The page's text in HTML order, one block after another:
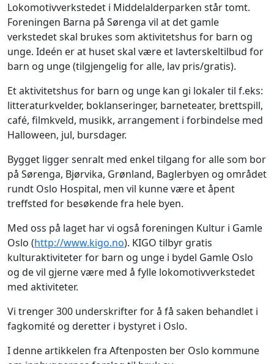
Lokomotivverkstedet i Middelalderparken står tomt.
Foreningen Barna på Sørenga vil at det gamle
verkstedet skal brukes som aktivitetshus for barn og
unge. Ideén er at huset skal være et lavterskeltilbud for
barn og unge (tilgjengelig for alle, lav pris/gratis).
Et aktivitetshus for barn og unge kan gi lokaler til f.eks:
litteraturkvelder, boklanseringer, barneteater, brettspill,
café, filmkveld, musikk, arrangement i forbindelse med
Halloween, jul, bursdager.
Bygget ligger senralt med enkel tilgang for alle som bor
på Sørenga, Bjørvika, Grønland, Baglerbyen og området
rundt Oslo Hospital, men vil kunne være et åpent
treffsted for besøkende fra hele byen.
Med oss på laget har vi også foreningen Kultur i Gamle
Oslo (http://www.kigo.no). KIGO tilbyr gratis
kulturaktiviteter for barn og unge i bydel Gamle Oslo
og de vil gjerne være med å fylle lokomotivverkstedet
med aktiviteter.
Vi trenger 300 underskrifter for å få saken behandlet i
fagkomité og deretter i bystyret i Oslo.
I denne artikkelen fra Aftenposten ber Oslo kommune